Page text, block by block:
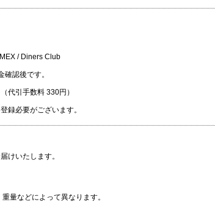
/ Diners Club
認後です。
代引手数料 330円）
録必要がございます。
けいたします。
量などによって異なります。